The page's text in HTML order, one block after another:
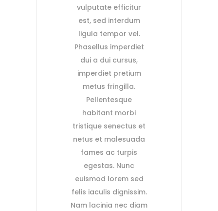
vulputate efficitur
est, sed interdum
ligula tempor vel.
Phasellus imperdiet
dui a dui cursus,
imperdiet pretium
metus fringilla.
Pellentesque
habitant morbi
tristique senectus et
netus et malesuada
fames ac turpis
egestas. Nunc
euismod lorem sed
felis iaculis dignissim.
Nam lacinia nec diam